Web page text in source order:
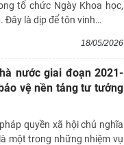
tổ chức Ngày Khoa học,
Đây là dịp để tôn vinh…
18/05/2026
nước giai đoạn 2021-
vệ nền tảng tư tưởng
quyền xã hội chủ nghĩa
một trong những nhiệm vụ